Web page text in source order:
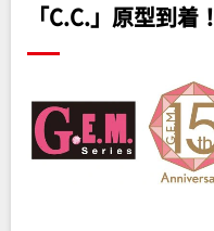
「C.C.」原型到着！